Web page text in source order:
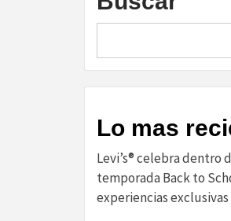
Lo mas
Levi’s® celebra dentro
temporada Back to
experiencias